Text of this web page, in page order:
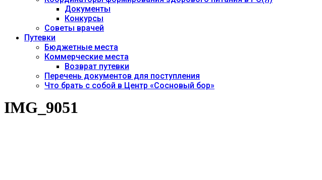
Документы
Конкурсы
Советы врачей
Путевки
Бюджетные места
Коммерческие места
Возврат путевки
Перечень документов для поступления
Что брать с собой в Центр «Сосновый бор»
IMG_9051